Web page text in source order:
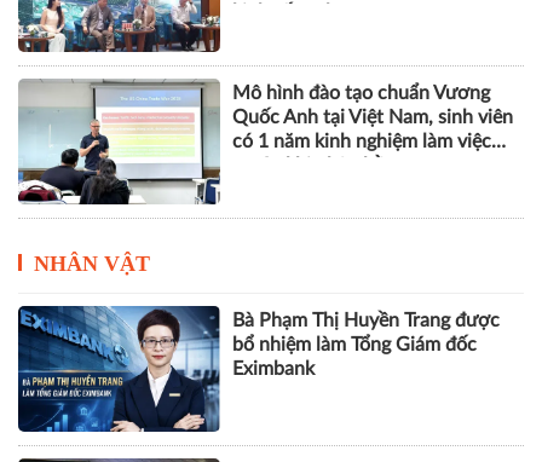
Mô hình đào tạo chuẩn Vương
Quốc Anh tại Việt Nam, sinh viên
có 1 năm kinh nghiệm làm việc
NHÂN VẬT
Bà Phạm Thị Huyền Trang được
bổ nhiệm làm Tổng Giám đốc
Eximbank